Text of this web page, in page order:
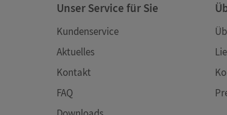
Unser Service für Sie
Kundenservice
Aktuelles
Kontakt
FAQ